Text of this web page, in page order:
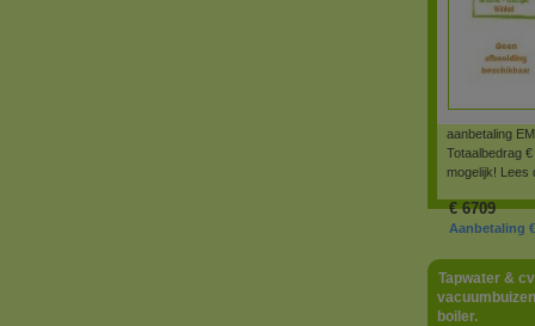
aanbetaling
Totaalbedrag
mogelijk! Lees
€6709
Aanbetaling
Tapwater &
boiler.